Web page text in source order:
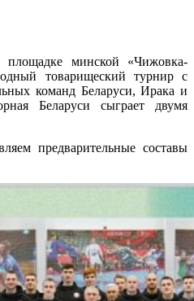
минской «Чижовка-
товарищеский турнир с
команд Беларуси, Ирака и
Беларуси сыграет двумя
предварительные составы